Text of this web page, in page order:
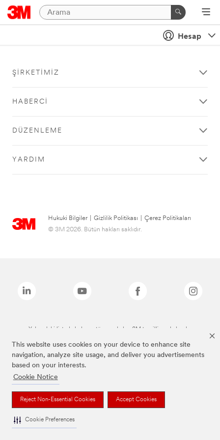
This website uses cookies on your device to enhance site
navigation, analyze site usage, and deliver you advertisements
based on your interests.
Cookie Notice
Reject Non-Essential Cookies Accept Cookies
Cookie Preferences
Hesap
ŞIRKETIMIZ
HABERCI
DÜZENLEME
YARDIM
Hukuki Bilgiler Gizlilik Politikası
Çerez Politikaları
© 3M 2026. Bütün hakları saklıdır.
Yukarıdaki listede bulunan tüm markalar, 3M tescilli markalarıdır.